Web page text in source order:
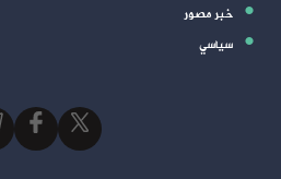
خبر مصور
سياسي